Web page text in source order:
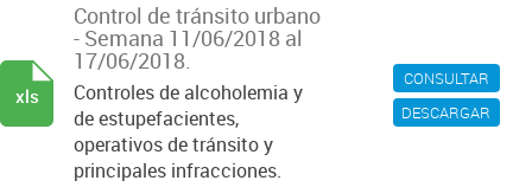
CONSULTAR
DESCARGAR
Control de tránsito urbano
- Semana 11/06/2018 al
17/06/2018.
Controles de alcoholemia y
de estupefacientes,
operativos de tránsito y
principales infracciones.
xls